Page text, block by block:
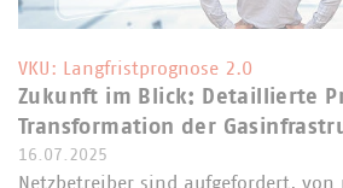
VKU: Langfristprognose 2.0
Zukunft im Blick: Detaillierte
Transformation der
16.07.2025
Netzbetreiber sind aufgefordert,